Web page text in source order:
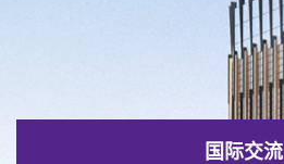
国际交流